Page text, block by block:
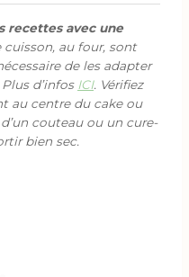
recettes avec une
au four, sont
de les adapter
d’infos ICI. Vérifiez
au centre du cake ou
couteau ou un cure-
bien sec.